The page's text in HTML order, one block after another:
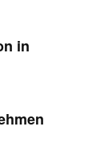
in